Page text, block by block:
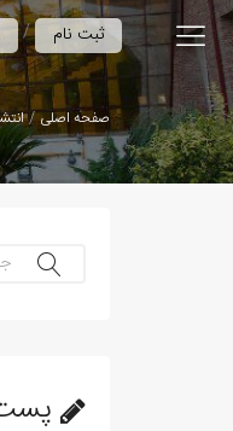
/ ثبت نام
صفحه اصلی انتشار
جستجو...